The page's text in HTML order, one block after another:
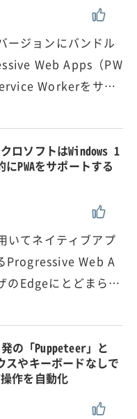
ジョンにバンドル
Web Apps（PW
Workerをサ…
ロソフトはWindows 1
PWAをサポートする
いてネイティブアプ
Progressive Web A
のEdgeにとどまら…
の「Puppeteer」と
スやキーボードなしで
作を自動化